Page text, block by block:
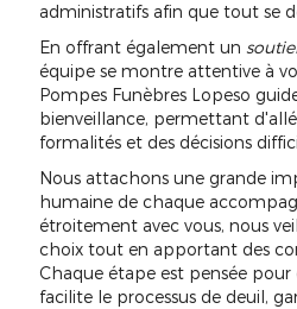
administratifs afin que tout se
En offrant également un
équipe se montre attentive à
Pompes Funèbres Lopeso
bienveillance, permettant
formalités et des décisions
Nous attachons une grande
humaine de chaque
étroitement avec vous, nous
choix tout en apportant des
Chaque étape est pensée pour
facilite le processus de deuil,